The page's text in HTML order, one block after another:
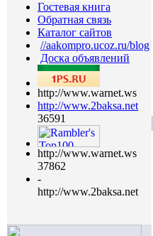
Гостевая книга
Обратная связь
Каталог сайтов
//aakompro.ucoz.ru/blog
Доска объявлений
http://www.warnet.ws
http://www.2baksa.net
36591
http://www.warnet.ws
37862
-
http://www.2baksa.net